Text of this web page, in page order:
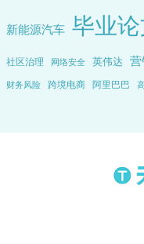
新能源汽车 毕业
社区治理 网络安全 英伟达
财务风险 跨境电商 阿里巴巴